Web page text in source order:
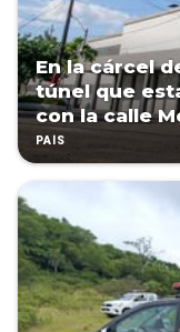
En la cárcel
túnel que
con la calle
PAÍS